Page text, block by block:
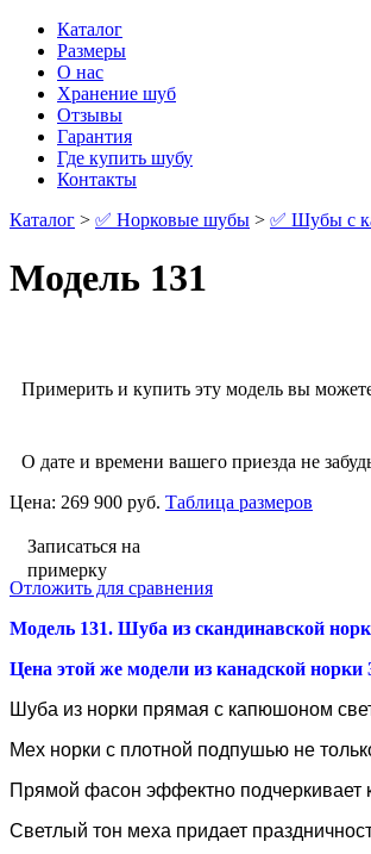
Каталог
Размеры
О нас
Хранение шуб
Отзывы
Гарантия
Где купить шубу
Контакты
Каталог > ✅ Норковые шубы > ✅ Шубы с
Модель 131
Примерить и купить эту модель вы
О дате и времени вашего приезда не
Цена: 269 900 руб. Таблица размеров
Записаться на
примерку
Отложить для сравнения
Модель 131. Шуба из скандинавской
Цена этой же модели из канадской норки
Шуба из норки прямая с капюшоном
Мех норки с плотной подпушью не
Прямой фасон эффектно подчеркивает
Светлый тон меха придает